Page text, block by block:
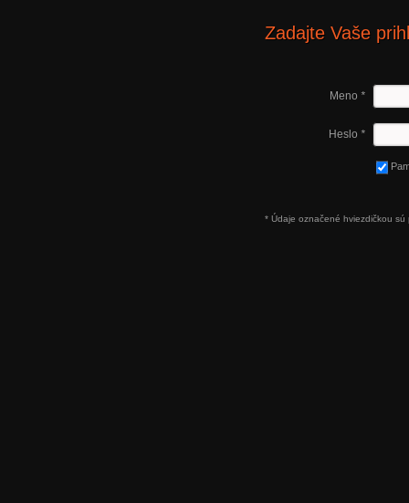
Zadajte Vaše
Meno *
Heslo *
* Údaje označené hviezdičkou sú